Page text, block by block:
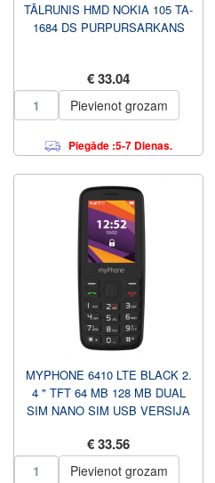
TĀLRUNIS HMD NOKIA 105 TA-
1684 DS PURPURSARKANS
€ 33.04
Pievienot grozam
Piegāde :5-7 Dienas.
MYPHONE 6410 LTE BLACK 2.
4 " TFT 64 MB 128 MB DUAL
SIM NANO SIM USB VERSIJA
KAMERA...
€ 33.56
Pievienot grozam